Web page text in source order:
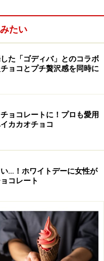
続いて「なるほど」。
しょうか。マクロン大
ン出身。そしてブリジ
コレート屋さんです。
んが気に入る」とあれ
トが身近にある者同士、
トさんに親近感を持って
たい
た「ゴディバ」とのコラボ
ョコとプチ贅沢感を同時に
ョコレートに！プロも愛用
カカオチョコ
…！ホワイトデーに女性が
コレート